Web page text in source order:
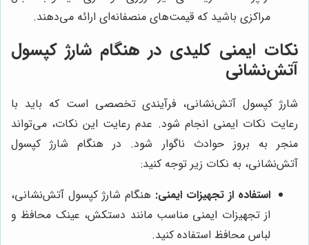
مراکزی باشید که قیمت‌های منصفانه‌ای ارائه می‌دهند.
نکات ایمنی کلیدی در هنگام شارژ کپسول
آتش‌نشانی
شارژ کپسول آتش‌نشانی، فرآیندی تخصصی است که باید با
رعایت نکات ایمنی انجام شود. عدم رعایت این نکات، می‌تواند
منجر به بروز حوادث ناگوار شود. در هنگام شارژ کپسول
آتش‌نشانی، به نکات زیر توجه کنید:
استفاده از تجهیزات ایمنی: هنگام شارژ کپسول آتش‌نشانی،
از تجهیزات ایمنی مناسب مانند دستکش، عینک محافظ و
لباس محافظ استفاده کنید.